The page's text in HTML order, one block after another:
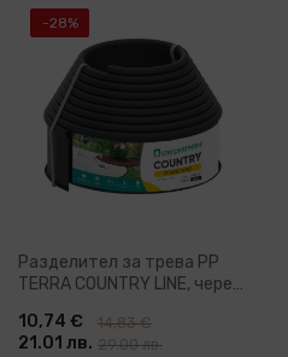
-28%
Разделител за трева PP
TERRA COUNTRY LINE, черен,
10,74 €
21.01 лв.
14,83 €
29.00 лв.